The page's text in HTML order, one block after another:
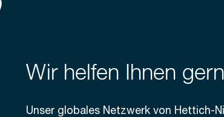
Wir helfen Ihnen
Unser globales Netzwerk von Hettich-